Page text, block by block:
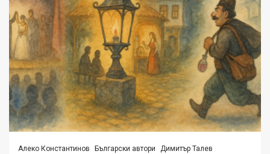
Алеко Константинов Български автори Димитър Талев